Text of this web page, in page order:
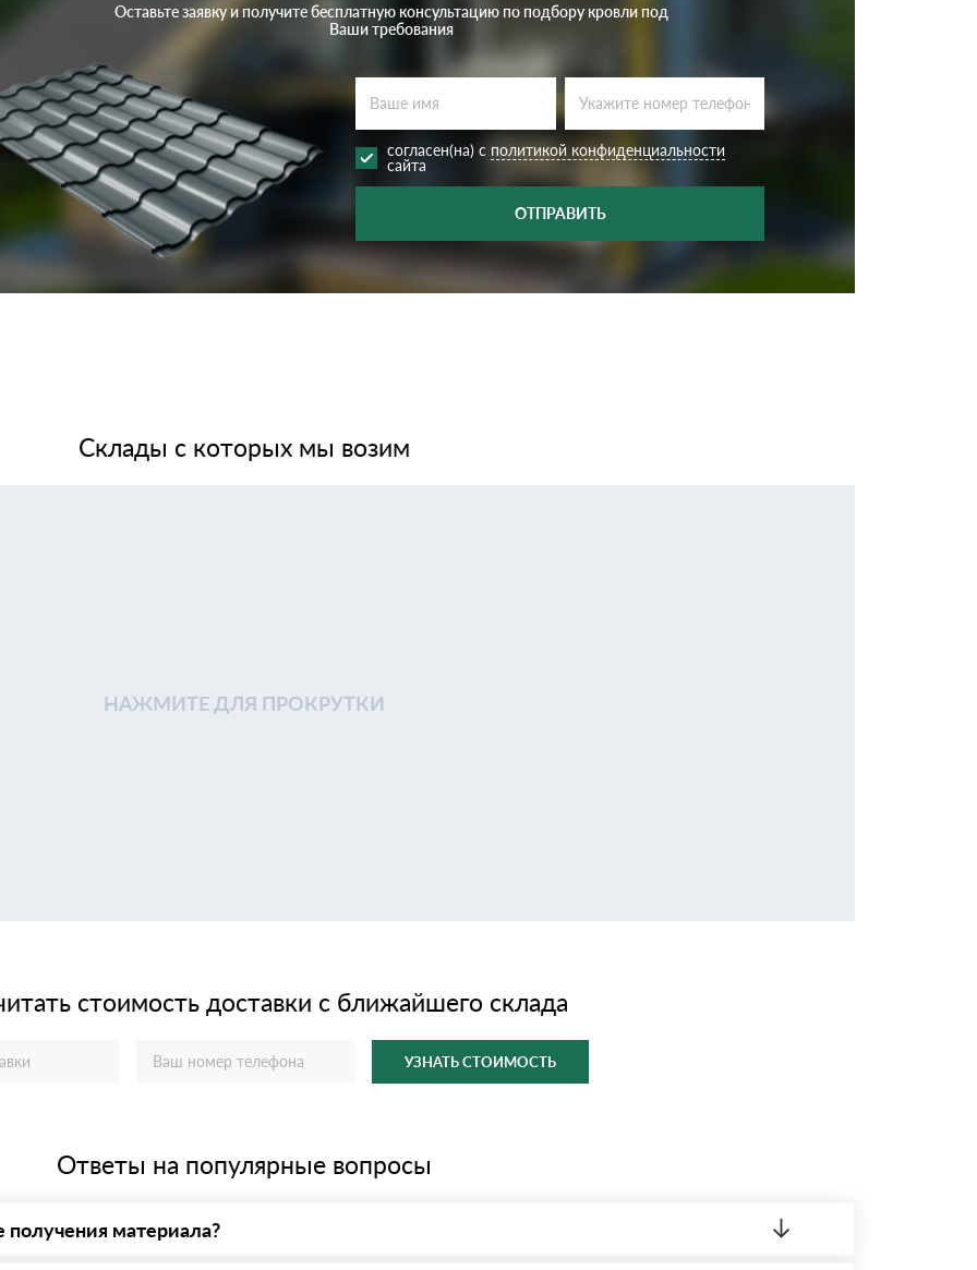
Оставьте заявку и получите бесплатную консультацию по подбору кровли под
Ваши требования
согласен(на) с политикой конфиденциальности
сайта
ОТПРАВИТЬ
Склады с которых мы возим
НАЖМИТЕ ДЛЯ ПРОКРУТКИ
стоимость доставки с ближайшего склада
УЗНАТЬ СТОИМОСТЬ
Ответы на популярные вопросы
получения материала?